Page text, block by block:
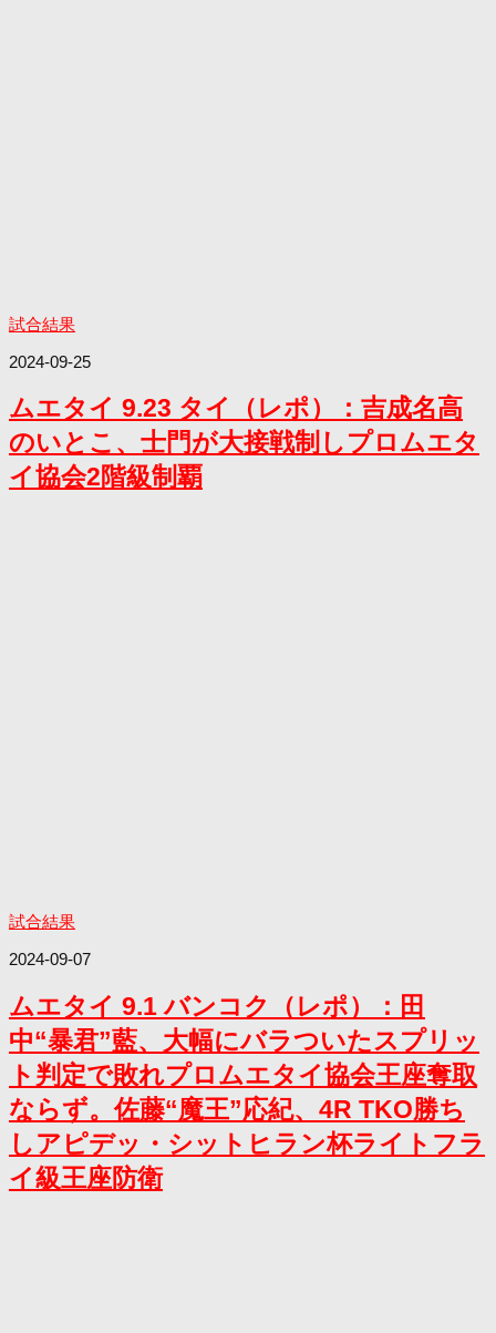
試合結果
2024-09-25
ムエタイ 9.23 タイ（レポ）：吉成名高
のいとこ、士門が大接戦制しプロムエタ
イ協会2階級制覇
試合結果
2024-09-07
ムエタイ 9.1 バンコク（レポ）：田
中“暴君”藍、大幅にバラついたスプリッ
ト判定で敗れプロムエタイ協会王座奪取
ならず。佐藤“魔王”応紀、4R TKO勝ち
しアピデッ・シットヒラン杯ライトフラ
イ級王座防衛